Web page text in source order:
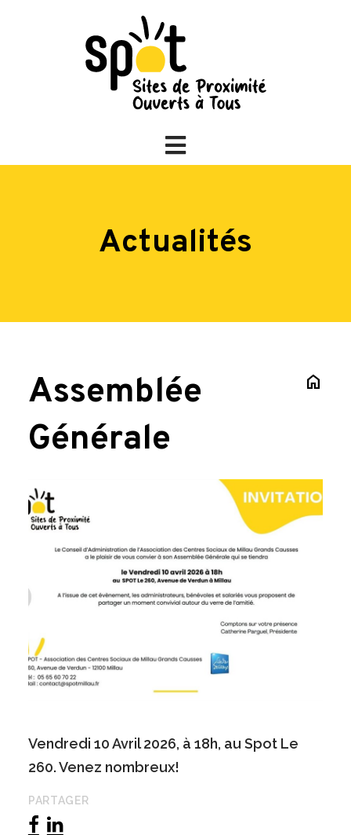
Actualités
home
Assemblée
Générale
Vendredi 10 Avril 2026, à 18h, au Spot Le
260. Venez nombreux!
PARTAGER